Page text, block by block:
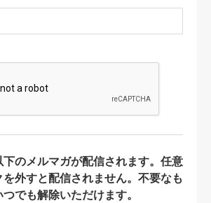
のメルマガが配信されます。任意
外すと配信されません。不要なも
でも解除いただけます。